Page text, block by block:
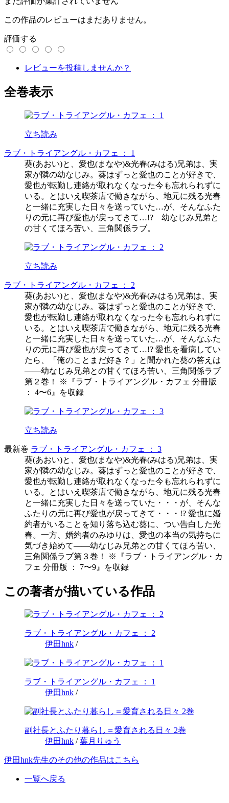
この作品のレビューはまだありません。
評価する
レビューを投稿しませんか？
全巻表示
立ち読み
ラブ・トライアングル・カフェ ： 1
葵(あおい)と、愛也(まなや)&光春(みはる)兄弟は、実
家が隣の幼なじみ。葵はずっと愛也のことが好きで、
愛也が転勤し連絡が取れなくなった今も忘れられずに
いる。とはいえ喫茶店で働きながら、地元に残る光春
と一緒に充実した日々を送っていた…が、そんなふた
りの元に再び愛也が戻ってきて…!? 幼なじみ兄弟と
の甘くてほろ苦い、三角関係ラブ。
立ち読み
ラブ・トライアングル・カフェ ： 2
葵(あおい)と、愛也(まなや)&光春(みはる)兄弟は、実
家が隣の幼なじみ。葵はずっと愛也のことが好きで、
愛也が転勤し連絡が取れなくなった今も忘れられずに
いる。とはいえ喫茶店で働きながら、地元に残る光春
と一緒に充実した日々を送っていた…が、そんなふた
りの元に再び愛也が戻ってきて…!? 愛也を看病してい
たら、「俺のことまだ好き？」と聞かれた葵の答えは
――幼なじみ兄弟との甘くてほろ苦い、三角関係ラブ
第２巻！ ※『ラブ・トライアングル・カフェ 分冊版
： 4〜6』を収録
立ち読み
最新巻 ラブ・トライアングル・カフェ ： 3
葵(あおい)と、愛也(まなや)&光春(みはる)兄弟は、実
家が隣の幼なじみ。葵はずっと愛也のことが好きで、
愛也が転勤し連絡が取れなくなった今も忘れられずに
いる。とはいえ喫茶店で働きながら、地元に残る光春
と一緒に充実した日々を送っていた・・・が、そんな
ふたりの元に再び愛也が戻ってきて・・・!? 愛也に婚
約者がいることを知り落ち込む葵に、つい告白した光
春。一方、婚約者のみゆりは、愛也の本当の気持ちに
気づき始めて――幼なじみ兄弟との甘くてほろ苦い、
三角関係ラブ第３巻！ ※『ラブ・トライアングル・カ
フェ 分冊版 ： 7〜9』を収録
この著者が描いている作品
ラブ・トライアングル・カフェ ： 2
伊田hnk /
ラブ・トライアングル・カフェ ： 1
伊田hnk /
副社長とふたり暮らし＝愛育される日々 2巻
伊田hnk /葉月りゅう
伊田hnk先生のその他の作品はこちら
一覧へ戻る